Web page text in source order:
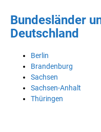
Bundesländer
Deutschland
Berlin
Brandenburg
Sachsen
Sachsen-Anhalt
Thüringen